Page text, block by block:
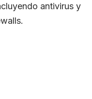
antivirus y